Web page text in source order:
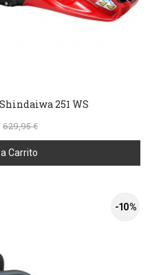
251 WS
629,95 €
Carrito
-10 %